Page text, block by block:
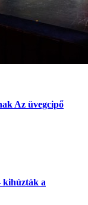
Az üvegcipő
kihúzták a